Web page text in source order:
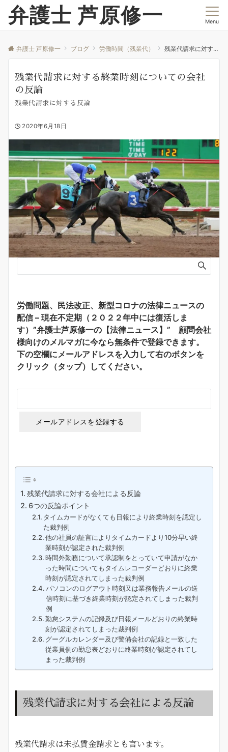
弁護士 芦原修一 Menu
弁護士 芦原修一 ブログ 労働時間（残業代） 残業代請求に対する終業時刻についての会社の反論
残業代請求に対する終業時刻についての会社
の反論
残業代請求に対する反論
2020年6月18日
労働問題、民法改正、新型コロナの法律ニュースの
配信 – 現在不定期（２０２２年中には復活しま
す）”弁護士芦原修一の【法律ニュース】” 顧問会社
様向けのメルマガに今なら無条件で登録できます。
下の空欄にメールアドレスを入力して右のボタンを
クリック（タップ）してください。
残業代請求に対する会社による反論
6つの反論ポイント
タイムカードがなくても日報により終業時刻を認定し
た裁判例
他の社員の証言によりタイムカードより10分早い終
業時刻が認定された裁判例
時間外勤務について承認制をとっていて申請がなか
った時間についてもタイムレコーダーどおりに終業
時刻が認定されてしまった裁判例
パソコンのログアウト時刻又は業務報告メールの送
信時刻に基づき終業時刻が認定されてしまった裁判
例
勤怠システムの記録及び日報メールどおりの終業時
刻が認定されてしまった裁判例
グーグルカレンダー及び警備会社の記録と一致した
従業員側の勤怠表どおりに終業時刻が認定されてし
まった裁判例
残業代請求に対する会社による反論
残業代請求は未払賃金請求とも言います。